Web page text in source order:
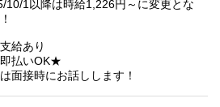
10/1以降は時給1,226円～に変更とな
給あり
払いOK★
面接時にお話しします！